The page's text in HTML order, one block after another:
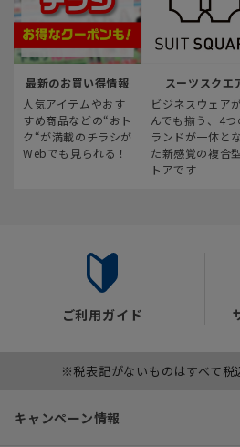
最新のお買い得情報
人気アイテムやおす
すめ商品などの“おト
ク“が満載のチラシが
Webでも見られる！
スーツスクエ
ビジネスウェア
んでも揃う、4つ
ランドが一体と
た新感覚の複合
トアです
ご利用ガイド
※税表記がないものはすべて税
キャンペーン情報